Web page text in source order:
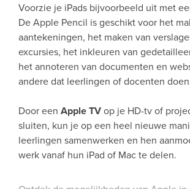
Voorzie je iPads bijvoorbeeld uit met
De Apple Pencil is geschikt voor het
aantekeningen, het maken van
excursies, het inkleuren van
het annoteren van documenten en
andere dat leerlingen of docenten
Door een Apple TVop je HD-tv of
sluiten, kun je op een heel nieuwe
leerlingen samenwerken en hen
werk vanaf hun iPad of Mac te delen.